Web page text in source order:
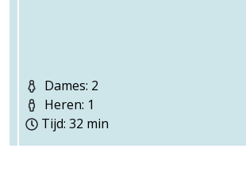
Dames: 2
Heren: 1
Tijd: 32 min